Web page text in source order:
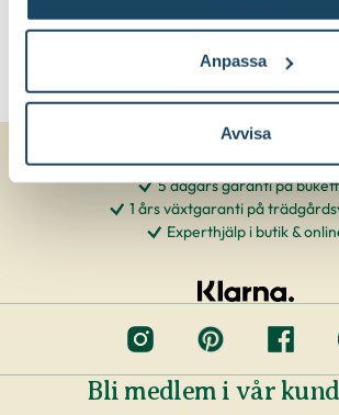
Anpassa
Avvisa
5 dagars garanti på
1 års växtgaranti på
Experthjälp i butik &
Bli medlem i vår